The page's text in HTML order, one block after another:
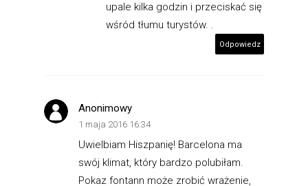
upale kilka godzin i przeciskać się
wśród tłumu turystów. .
Odpowiedz
Anonimowy
1 maja 2016 16:34
Uwielbiam Hiszpanię! Barcelona ma
swój klimat, który bardzo polubiłam.
Pokaz fontann może zrobić wrażenie,